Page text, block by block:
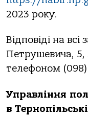
2023 року.
Відповіді на
Петрушевича, 5,
телефоном
Управління
в